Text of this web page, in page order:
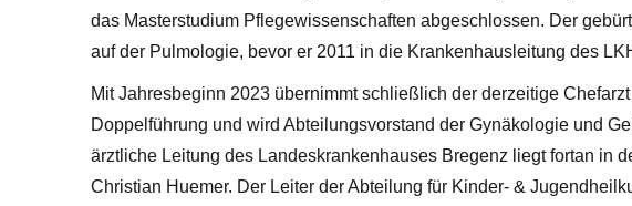
das Masterstudium Pflegewissenschaften abgeschlossen. Der
auf der Pulmologie, bevor er 2011 in die Krankenhausleitung des
Mit Jahresbeginn 2023 übernimmt schließlich der derzeitige
Doppelführung und wird Abteilungsvorstand der Gynäkologie und
ärztliche Leitung des Landeskrankenhauses Bregenz liegt fortan in
Christian Huemer. Der Leiter der Abteilung für Kinder- &